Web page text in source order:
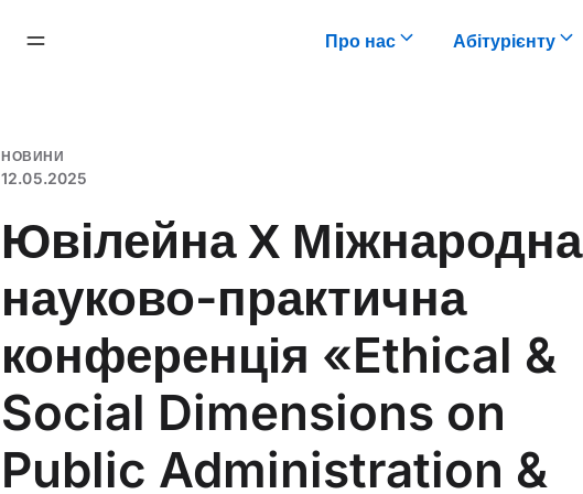
Про нас Абітурієнту
НОВИНИ
12.05.2025
Ювілейна Х Міжнародна
науково-практична
конференція «Ethical &
Social Dimensions on
Public Administration &